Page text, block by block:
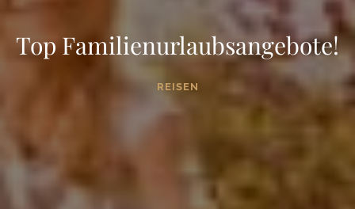
Top Familienurlaubsangebote!
REISEN